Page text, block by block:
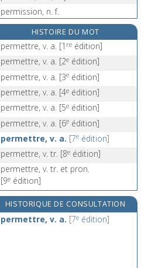
permission, n. f.
permissionnaire, adj.
permissivité, n. f.
permutabilité, n. f.
permutant, -ante, adj.
HISTOIRE DU MOT
permettre, v. a. [1 re édition]
permettre, v. a. [2e édition]
permettre, v. a. [3e édition]
permettre, v. a. [4e édition]
permettre, v. a. [5e édition]
permettre, v. a. [6e édition]
permettre, v. a. [7e édition]
permettre, v. tr. [8e édition]
permettre, v. tr. et pron.
[9e édition]
HISTORIQUE DE CONSULTATION
permettre, v. a. [7e édition]